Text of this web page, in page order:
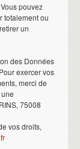
pouvez
totalement ou
un
des Données
exercer vos
merci de
75008
vos droits,